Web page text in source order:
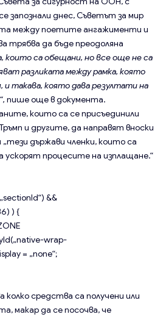
запознали днес, Съветът за мир
между поетите ангажименти и
трябва да бъде преодоляна
които са обещани, но все още не са
разликата между рамка, която
такава, която дава резултати на
пише още в документа.
които са се присъединили
и другите, да направят вноски
„тези държави членки, които са
ускорят процесите на изплащане.“
&&
) {
wrap-
= „none“;
колко средства са получени или
макар да се посочва, че